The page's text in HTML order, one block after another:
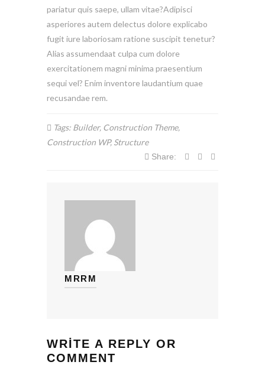
pariatur quis saepe, ullam vitae?Adipisci
asperiores autem delectus dolore explicabo
fugit iure laboriosam ratione suscipit tenetur?
Alias assumendaat culpa cum dolore
exercitationem magni minima praesentium
sequi vel? Enim inventore laudantium quae
recusandae rem.
Tags: Builder, Construction Theme,
Construction WP, Structure
Share:
MRRM
WRITE A REPLY OR
COMMENT